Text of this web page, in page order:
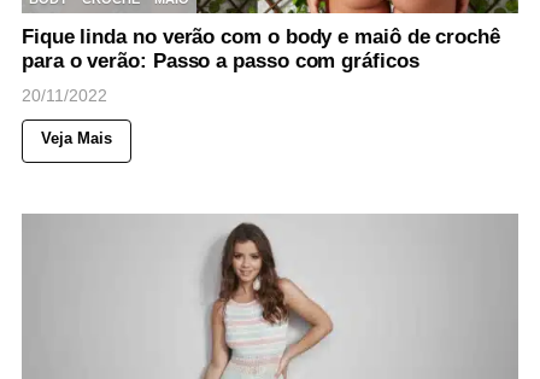
Fique linda no verão com o body e maiô de crochê
para o verão: Passo a passo com gráficos
20/11/2022
Veja Mais